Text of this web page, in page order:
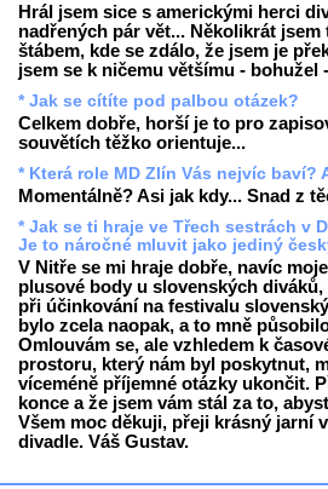
Hrál jsem sice s americkými herci
nadřených pár vět... Několikrát
štábem, kde se zdálo, že jsem je
jsem se k ničemu většímu - bohužel
* Jak se cítíte pod palbou otázek?
Celkem dobře, horší je to pro
souvětích těžko orientuje...
* Která role MD Zlín Vás nejvíc baví?
Momentálně? Asi jak kdy... Snad z
* Jak se ti hraje ve Třech sestrách v
Je to náročné mluvit jako jediný
V Nitře se mi hraje dobře, navíc
plusové body u slovenských
při účinkování na festivalu
bylo zcela naopak, a to mně
Omlouvám se, ale vzhledem k
prostoru, který nám byl poskytnut,
víceméně příjemné otázky ukončit.
konce a že jsem vám stál za to,
Všem moc děkuji, přeji krásný jarní
divadle. Váš Gustav.